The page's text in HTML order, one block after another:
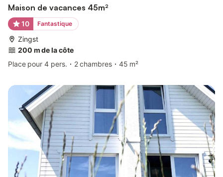
Maison de vacances 45m²
10 Fantastique
Zingst
200 m de la côte
Place pour 4 pers.
2 chambres 45 m²